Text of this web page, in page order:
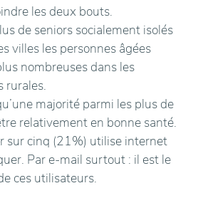
les deux bouts.
de seniors socialement isolés
villes les personnes âgées
nombreuses dans les
rurales.
majorité parmi les plus de
relativement en bonne santé.
sur cinq (21%) utilise internet
Par e-mail surtout : il est le
ces utilisateurs.